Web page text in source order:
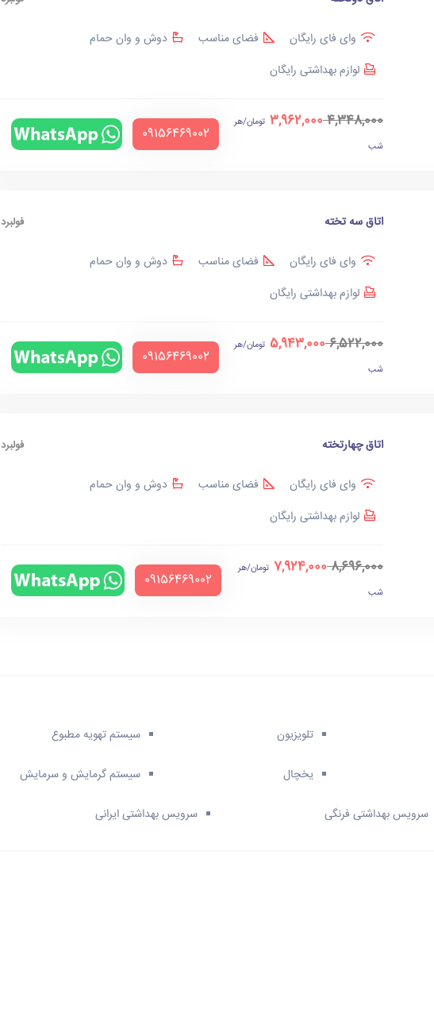
وای فای رایگان فضای مناسب
دوش و وان حمام
لوازم بهداشتی رایگان
4,348,000
3,962,000 تومان/هر
شب
‪09156469002‬
اتاق سه تخته فولبرد
وای فای رایگان فضای مناسب
دوش و وان حمام
لوازم بهداشتی رایگان
6,522,000
5,943,000 تومان/هر
شب
‪09156469002‬
اتاق چهارتخته فولبرد
وای فای رایگان فضای مناسب
دوش و وان حمام
لوازم بهداشتی رایگان
8,696,000
7,924,000 تومان/هر
شب
‪09156469002‬
تلویزیون سیستم تهویه مطبوع
یخچال سیستم گرمایش و سرمایش
سرویس بهداشتی فرنگی سرویس بهداشتی ایرانی